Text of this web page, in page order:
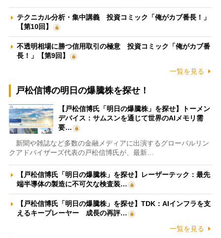
テクニカル分析・集中講義 投資コミック「俺がカブ番長！」
【第10回】
不透明相場に勝つ信用取引の極意 投資コミック「俺がカブ番
長！」【第9回】
一覧を見る
戸松信博の明日の爆騰株を探せ！
【戸松信博氏「明日の爆騰株」を探せ】トーメン
デバイス：サムスンを通じて世界のAIメモリ需
要…
新聞や雑誌など多数の金融メディアに出演するグローバルリン
クアドバイザーズ代表の戸松信博氏が、最新…
【戸松信博氏「明日の爆騰株」を探せ】レーザーテック：最先
端半導体の製造に不可欠な検査装…
【戸松信博氏「明日の爆騰株」を探せ】TDK：AIインフラを支
えるキープレーヤー 成長の再評…
一覧を見る